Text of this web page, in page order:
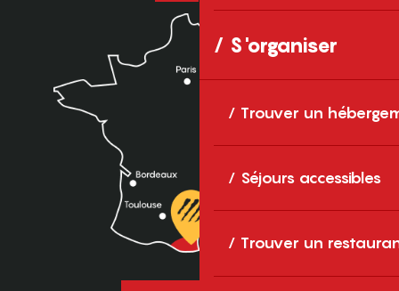
S'organiser
Trouver un
Séjours accessibles
Trouver un